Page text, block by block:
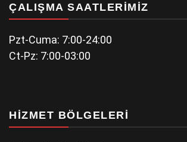
ÇALIŞMA SAATLERIMIZ
Pzt-Cuma: 7:00-24:00
Ct-Pz: 7:00-03:00
HIZMET BÖLGELERI